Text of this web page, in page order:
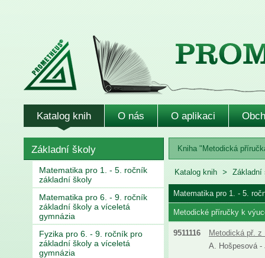
Katalog knih O nás O aplikaci
Základní školy
Matematika pro 1. - 5. ročník
základní školy
Matematika pro 6. - 9. ročník
základní školy a víceletá
gymnázia
Fyzika pro 6. - 9. ročník pro
základní školy a víceletá
gymnázia
Kniha "Metodická
Katalog knih Základní
Matematika pro 1. - 5.
Metodické příručky k
9511116
Metodická př.
A. Hošpesová